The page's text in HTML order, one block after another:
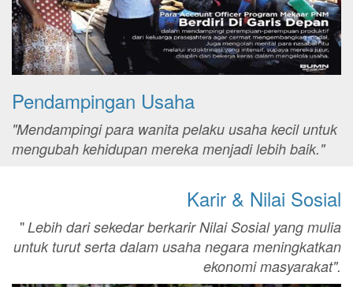
Pendampingan Usaha
"Mendampingi para wanita pelaku usaha kecil untuk
mengubah kehidupan mereka menjadi lebih baik."
Karir & Nilai Sosial
"Lebih dari sekedar berkarir Nilai Sosial yang mulia
untuk turut serta dalam usaha negara meningkatkan
ekonomi masyarakat".